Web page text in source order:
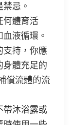
忌。
何體育活
液循環。
支持，你應
身體充足的
償流體的流
帶沐浴露或